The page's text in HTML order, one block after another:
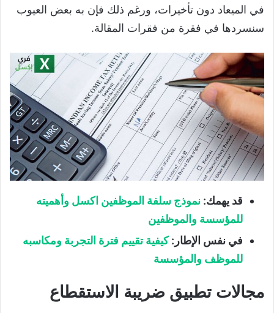
في الميعاد دون تأخيرات، ورغم ذلك فإن به بعض العيوب
سنسردها في فقرة من فقرات المقالة.
قد يهمك: نموذج سلفة الموظفين اكسل وأهميته
للمؤسسة والموظفين
في نفس الإطار:كيفية تقييم فترة التجربة ومكاسبه
للموظف والمؤسسة
مجالات تطبيق ضريبة الاستقطاع